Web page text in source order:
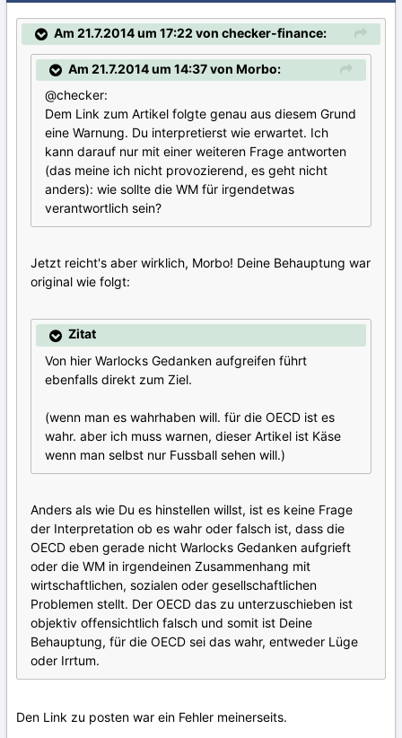
Am 21.7.2014 um 17:22 von checker-finance:
Am 21.7.2014 um 14:37 von Morbo:
@checker:
Dem Link zum Artikel folgte genau aus diesem Grund
eine Warnung. Du interpretierst wie erwartet. Ich
kann darauf nur mit einer weiteren Frage antworten
(das meine ich nicht provozierend, es geht nicht
anders): wie sollte die WM für irgendetwas
verantwortlich sein?
Jetzt reicht's aber wirklich, Morbo! Deine Behauptung war
original wie folgt:
Zitat
Von hier Warlocks Gedanken aufgreifen führt
ebenfalls direkt zum Ziel.
(wenn man es wahrhaben will. für die OECD ist es
wahr. aber ich muss warnen, dieser Artikel ist Käse
wenn man selbst nur Fussball sehen will.)
Anders als wie Du es hinstellen willst, ist es keine Frage
der Interpretation ob es wahr oder falsch ist, dass die
OECD eben gerade nicht Warlocks Gedanken aufgrieft
oder die WM in irgendeinen Zusammenhang mit
wirtschaftlichen, sozialen oder gesellschaftlichen
Problemen stellt. Der OECD das zu unterzuschieben ist
objektiv offensichtlich falsch und somit ist Deine
Behauptung, für die OECD sei das wahr, entweder Lüge
oder Irrtum.
Den Link zu posten war ein Fehler meinerseits.